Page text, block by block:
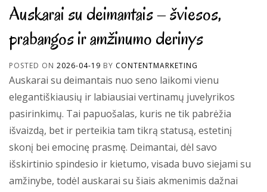
Auskarai su deimantais – šviesos,
prabangos ir amžinumo derinys
POSTED ON 2026-04-19 BY CONTENTMARKETING
Auskarai su deimantais nuo seno laikomi vienu
elegantiškiausių ir labiausiai vertinamų juvelyrikos
pasirinkimų. Tai papuošalas, kuris ne tik pabrėžia
išvaizdą, bet ir perteikia tam tikrą statusą, estetinį
skonį bei emocinę prasmę. Deimantai, dėl savo
išskirtinio spindesio ir kietumo, visada buvo siejami su
amžinybe, todėl auskarai su šiais akmenimis dažnai